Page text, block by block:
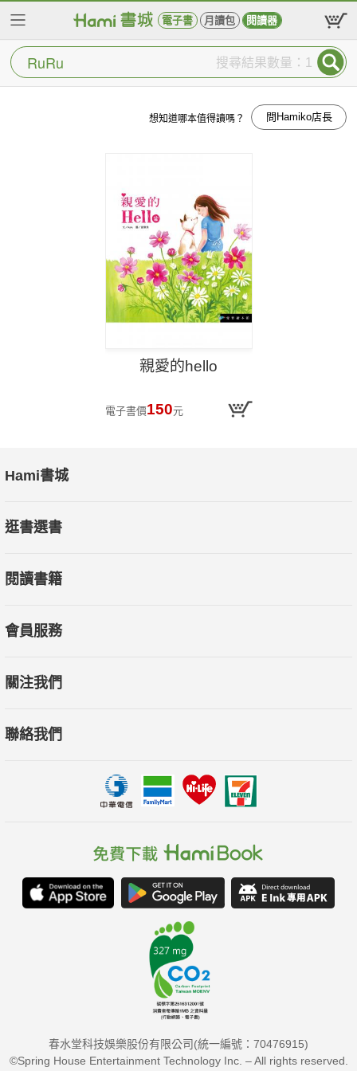
電子書 月讀包 閱讀器
搜尋結果數量：1
想知道哪本值得讀嗎？ 問Hamiko店長
親愛的hello
電子書價150元
Hami書城
逛書選書
閱讀書籍
會員服務
關注我們
聯絡我們
春水堂科技娛樂股份有限公司(統一編號：70476915)
©Spring House Entertainment Technology Inc. – All rights reserved.